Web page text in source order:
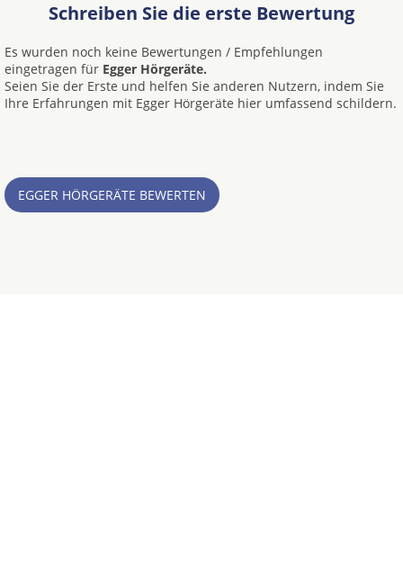
Schreiben Sie die erste Bewertung
Es wurden noch keine Bewertungen / Empfehlungen
eingetragen für Egger Hörgeräte.
Seien Sie der Erste und helfen Sie anderen Nutzern, indem Sie
Ihre Erfahrungen mit Egger Hörgeräte hier umfassend schildern.
EGGER HÖRGERÄTE BEWERTEN